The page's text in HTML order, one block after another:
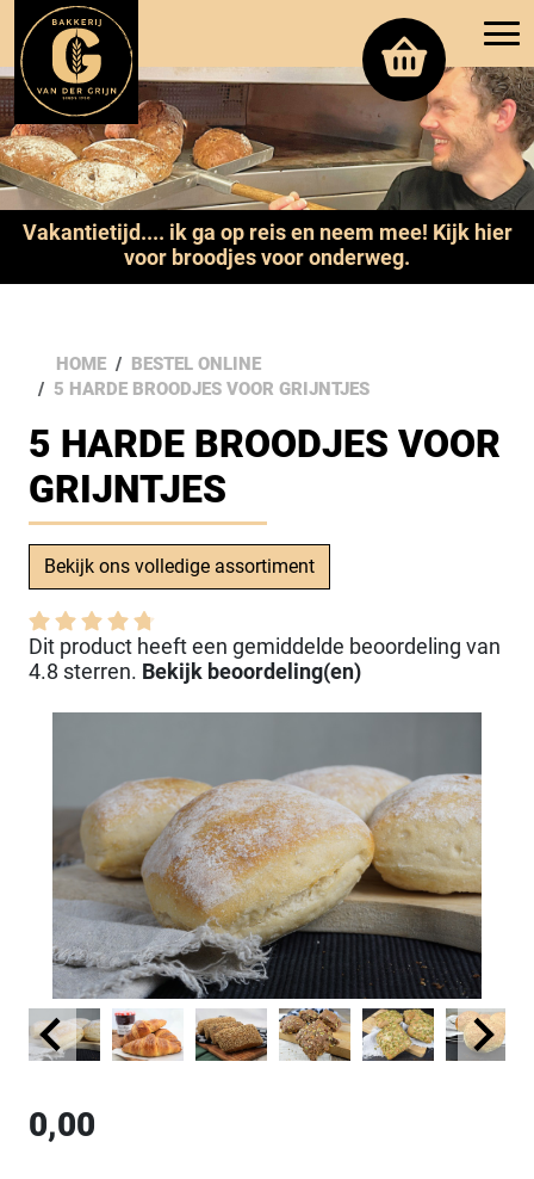
Vakantietijd.... ik ga op reis en neem mee! Kijk hier
voor broodjes voor onderweg.
HOME
BESTEL ONLINE
5 HARDE BROODJES VOOR GRIJNTJES
5 HARDE BROODJES VOOR
GRIJNTJES
Bekijk ons volledige assortiment
Dit product heeft een gemiddelde beoordeling van
4.8 sterren. Bekijk beoordeling(en)
0,00